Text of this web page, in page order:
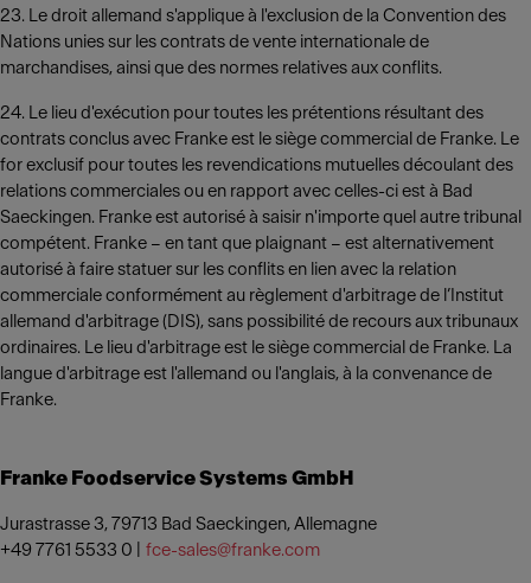
23. Le droit allemand s'applique à l'exclusion de la Convention des
Nations unies sur les contrats de vente internationale de
marchandises, ainsi que des normes relatives aux conflits.
24. Le lieu d'exécution pour toutes les prétentions résultant des
contrats conclus avec Franke est le siège commercial de Franke. Le
for exclusif pour toutes les revendications mutuelles découlant des
relations commerciales ou en rapport avec celles-ci est à Bad
Saeckingen. Franke est autorisé à saisir n'importe quel autre tribunal
compétent. Franke – en tant que plaignant – est alternativement
autorisé à faire statuer sur les conflits en lien avec la relation
commerciale conformément au règlement d'arbitrage de l’Institut
allemand d'arbitrage (DIS), sans possibilité de recours aux tribunaux
ordinaires. Le lieu d'arbitrage est le siège commercial de Franke. La
langue d'arbitrage est l'allemand ou l'anglais, à la convenance de
Franke.
Franke Foodservice Systems GmbH
Jurastrasse 3, 79713 Bad Saeckingen, Allemagne
+49 7761 5533 0 | fce-sales@franke.com